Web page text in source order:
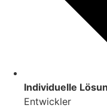
Individuelle
Entwickler